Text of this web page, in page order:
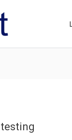
testing